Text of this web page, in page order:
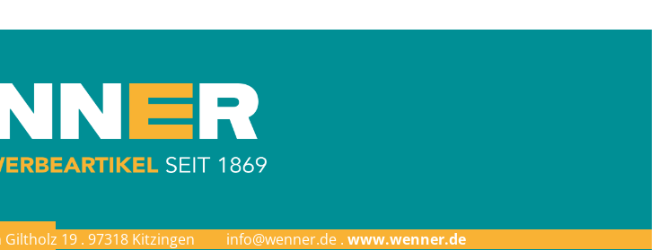
Giltholz 19 . 97318 Kitzingen info@wenner.de . www.wenner.de